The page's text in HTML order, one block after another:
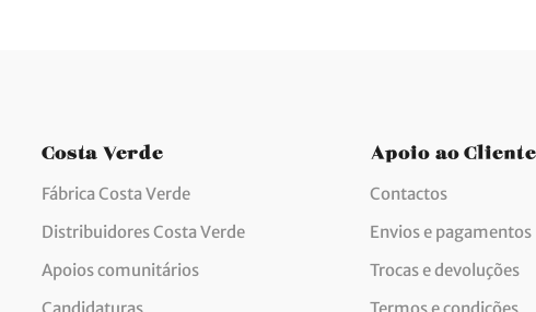
Costa Verde
Fábrica Costa Verde
Distribuidores Costa Verde
Apoios comunitários
Apoio ao Cliente
Contactos
Envios e pagamentos
Trocas e devoluções